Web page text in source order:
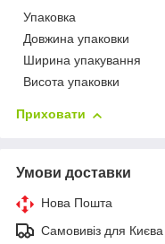
Упаковка
Довжина упаковки
Ширина упакування
Висота упаковки
Приховати
Умови доставки
Нова Пошта
Самовивіз для